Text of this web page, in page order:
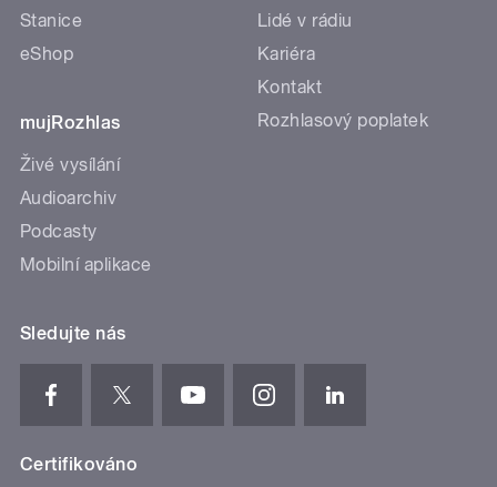
Stanice
eShop
mujRozhlas
Živé vysílání
Audioarchiv
Podcasty
Mobilní aplikace
Lidé v rádiu
Kariéra
Kontakt
Rozhlasový poplatek
Sledujte nás
Certifikováno